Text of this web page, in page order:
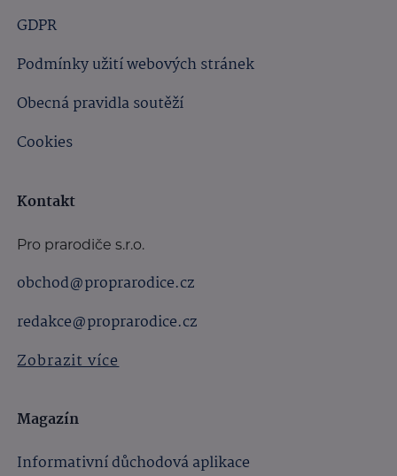
GDPR
Podmínky užití webových stránek
Obecná pravidla soutěží
Cookies
Kontakt
Pro prarodiče s.r.o.
obchod@proprarodice.cz
redakce@proprarodice.cz
Zobrazit více
Magazín
Informativní důchodová aplikace